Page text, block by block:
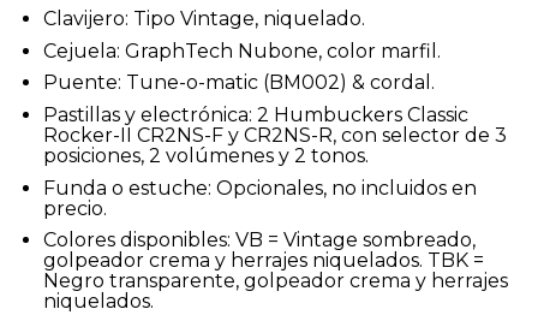
Clavijero: Tipo Vintage, niquelado.
Cejuela: GraphTech Nubone, color marfil.
Puente: Tune-o-matic (BM002) & cordal.
Pastillas y electrónica: 2 Humbuckers Classic
Rocker-II CR2NS-F y CR2NS-R, con selector de 3
posiciones, 2 volúmenes y 2 tonos.
Funda o estuche: Opcionales, no incluidos en
precio.
Colores disponibles: VB = Vintage sombreado,
golpeador crema y herrajes niquelados. TBK =
Negro transparente, golpeador crema y herrajes
niquelados.